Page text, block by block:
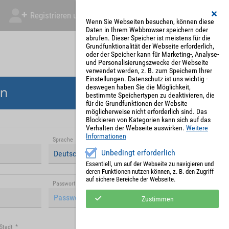
Registrieren und Angebot abgeben Mein Account
Sprache
Deutsch (Deutschland)
Passwort (Wiederholung) *
Stadt *
Wenn Sie Webseiten besuchen, können diese
Daten in Ihrem Webbrowser speichern oder
abrufen. Dieser Speicher ist meistens für die
Grundfunktionalität der Webseite erforderlich,
oder der Speicher kann für Marketing-, Analyse-
und Personalisierungszwecke der Webseite
verwendet werden, z. B. zum Speichern Ihrer
Einstellungen. Datenschutz ist uns wichtig -
deswegen haben Sie die Möglichkeit,
bestimmte Speichertypen zu deaktivieren, die
für die Grundfunktionen der Website
möglicherweise nicht erforderlich sind. Das
Blockieren von Kategorien kann sich auf das
Verhalten der Webseite auswirken. Weitere
Informationen
Unbedingt erforderlich
Essentiell, um auf der Webseite zu navigieren und
deren Funktionen nutzen können, z. B. den Zugriff
auf sichere Bereiche der Webseite.
Zustimmen